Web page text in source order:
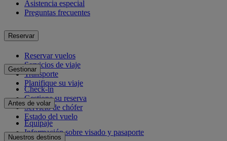
Asistencia especial
Preguntas frecuentes
Reservar
Reservar vuelos
Servicios de viaje
Transporte
Planifique su viaje
Gestionar
Check-in
Gestione su reserva
Servicio de chófer
Estado del vuelo
Antes de volar
Equipaje
Información sobre visado y pasaporte
Nuestros destinos